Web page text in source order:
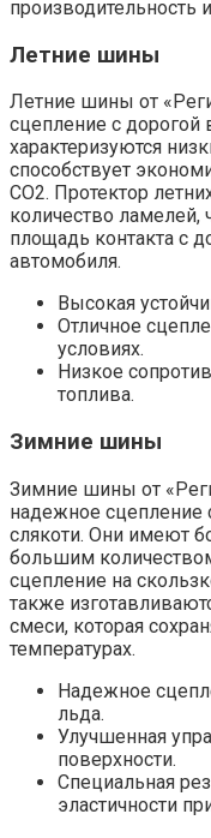
производительность
Летние шины
Летние шины от
сцепление с дорогой
характеризуются
способствует
CO2. Протектор
количество ламелей,
площадь контакта с
автомобиля.
Высокая
Отличное
условиях.
Низкое
топлива.
Зимние шины
Зимние шины от
надежное сцепление
слякоти. Они имеют
большим
сцепление на
также
смеси, которая
температурах.
Надежное
льда.
Улучшенная
поверхности.
Специальная
эластичности